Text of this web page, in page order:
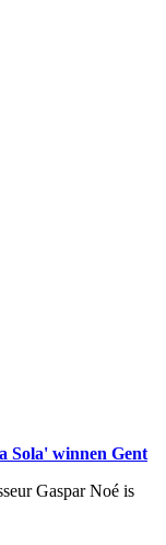
Sola' winnen Gent
Gaspar Noé is